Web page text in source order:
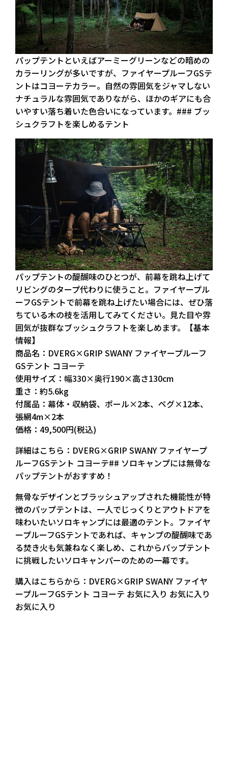
パップテントといえばアーミーグリーンなどの暗めの
カラーリングが多いですが、ファイヤープルーフGSテ
ントはコヨーテカラー。自然の雰囲気をジャマしない
ナチュラルな雰囲気でありながら、ほかのギアにも合
いやすい落ち着いた色合いになっています。### ブッ
シュクラフトを楽しめるテント
パップテントの醍醐味のひとつが、前幕を跳ね上げて
リビングのタープ代わりに使うこと。ファイヤープル
ーフGSテントで前幕を跳ね上げたい場合には、ぜひ落
ちている木の枝を活用してみてください。見た目や雰
囲気が抜群なブッシュクラフトを楽しめます。【基本
情報】
商品名：DVERG×GRIP SWANY ファイヤープルーフ
GSテント コヨーテ
使用サイズ：幅330×奥行190×高さ130cm
重さ：約5.6kg
付属品：幕体・収納袋、ポール×2本、ペグ×12本、
張網4m×2本
価格：49,500円(税込)
詳細はこちら：DVERG×GRIP SWANY ファイヤープ
ルーフGSテント コヨーテ## ソロキャンプには無骨な
パップテントがおすすめ！
無骨なデザインとブラッシュアップされた機能性が特
徴のパップテントは、一人でじっくりとアウトドアを
味わいたいソロキャンプには最適のテント。ファイヤ
ープルーフGSテントであれば、キャンプの醍醐味であ
る焚き火も気兼ねなく楽しめ、これからパップテント
に挑戦したいソロキャンパーのための一幕です。
購入はこちらから：DVERG×GRIP SWANY ファイヤ
ープルーフGSテント コヨーテ お気に入り お気に入り
お気に入り